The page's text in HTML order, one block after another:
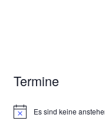
Termine
H
Es sind keine